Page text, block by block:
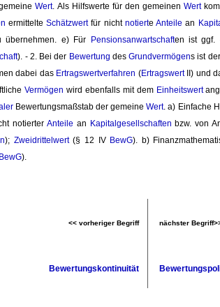
Wert. Als Hilfswerte für den gemeinenWert
ermittelte Schätzwertfür nicht notierteAnteile an
übernehmen. e) Für
Pensionsanwartschaften ist ggf.
). - 2. Bei der Bewertung des Grundvermögens ist der
dabei das Ertragswertverfahren (ErtragswertII) und
Vermögen wird ebenfalls mit dem Einheitswert
Bewertungsmaßstab der gemeine Wert. a) Einfache
notierter Anteile an Kapitalgesellschaften bzw. von
); Zweidrittelwert(§ 12 IV BewG). b)
BewG).
<< vorheriger Begriff nächster
Bewertungskontinuität